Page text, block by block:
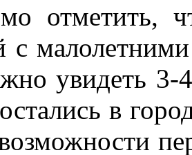
отметить,
с
увидеть 3-
в